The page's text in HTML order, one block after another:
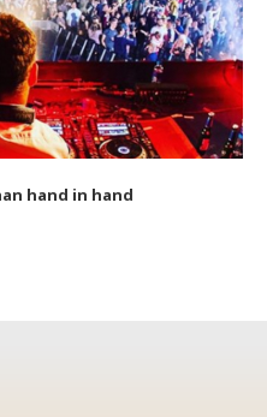
hand in hand